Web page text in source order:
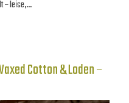
– leise,…
Cotton & Loden –